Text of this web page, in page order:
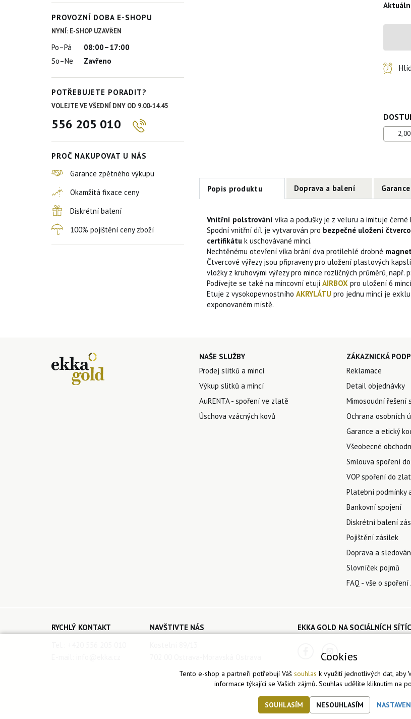
PROVOZNÍ DOBA E-SHOPU
NYNÍ: E-SHOP UZAVŘEN
Po–Pá
08:00–17:00
So–Ne
Zavřeno
POTŘEBUJETE PORADIT?
VOLEJTE VE VŠEDNÍ DNY OD 9.00-14.45
556 205 010
PROČ NAKUPOVAT U NÁS
Garance zpětného výkupu
Okamžitá fixace ceny
Diskrétní balení
100% pojištění ceny zboží
2,00
Popis produktu Doprava a balení
Vnitřní polstrování víka a podušky je z veluru a imituje černé
Spodní vnitřní díl je vytvarován pro bezpečné uložení
certifikátuk uschovávané minci.
Nechtěnému otevření víka brání dva protilehlé drobné
Čtvercové výřezy jsou připraveny pro uložení plastových
vložky z kruhovými výřezy pro mince rozličných průměrů, např.
Podívejte se také na mincovní etuji AIRBOX pro uložení 6
Etuje z vysokopevnostního AKRYLÁTU pro jednu minci je
exponovaném místě.
NAŠE SLUŽBY
Prodej slitků a mincí
Výkup slitků a mincí
AuRENTA - spoření ve zlatě
Úschova vzácných kovů
ZÁKAZNICKÁ
Reklamace
Detail objednávky
Mimosoudní řešení
Ochrana osobních
Garance a etický
Všeobecné
Smlouva spoření
VOP spoření do
Platební podmínky
Bankovní spojení
Diskrétní balení
Pojištění zásilek
Doprava a
Slovníček pojmů
FAQ - vše o spoření
RYCHLÝ KONTAKT
NAVŠTIVTE NÁS
EKKA GOLD NA SOCIÁLNÍCH
Cookies
Tento e-shop a partneři potřebují Váš souhlas k využití jednotlivých dat, aby
informace týkající se Vašich zájmů. Souhlas udělíte kliknutím na
SOUHLASÍM NESOUHLASÍM